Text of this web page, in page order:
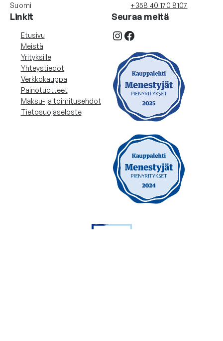
Suomi
+358 40 170 8107
Linkit
Etusivu
Meistä
Yrityksille
Yhteystiedot
Verkkokauppa
Painotuotteet
Maksu- ja toimitusehdot
Tietosuojaseloste
Seuraa meitä
InstagramFacebook